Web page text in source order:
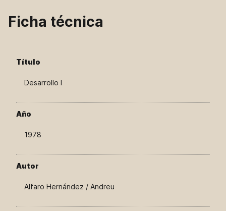
Ficha técnica
Título
Desarrollo I
Año
1978
Autor
Alfaro Hernández / Andreu